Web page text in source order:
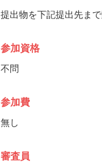
提出物を下記提出先ま
参加資格
不問
参加費
無し
審査員